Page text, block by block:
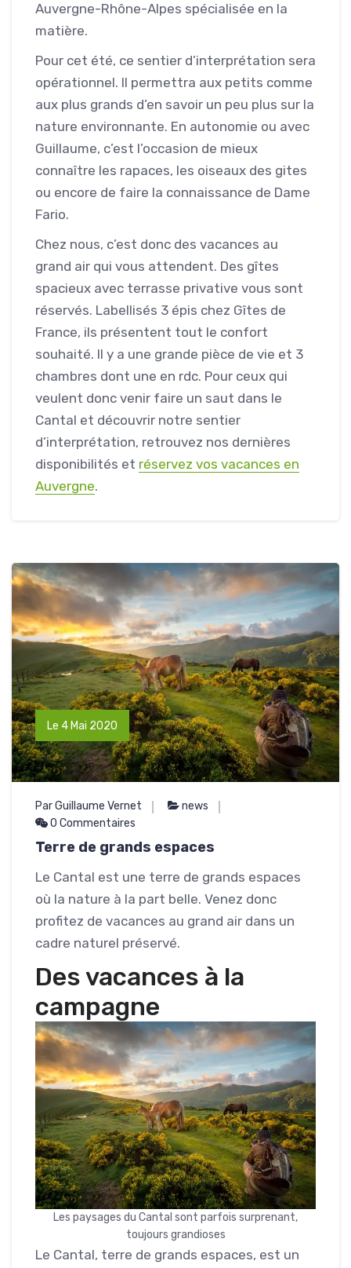
Auvergne-Rhône-Alpes spécialisée en la
matière.
Pour cet été, ce sentier d’interprétation sera
opérationnel. Il permettra aux petits comme
aux plus grands d’en savoir un peu plus sur la
nature environnante. En autonomie ou avec
Guillaume, c’est l’occasion de mieux
connaître les rapaces, les oiseaux des gites
ou encore de faire la connaissance de Dame
Fario.
Chez nous, c’est donc des vacances au
grand air qui vous attendent. Des gîtes
spacieux avec terrasse privative vous sont
réservés. Labellisés 3 épis chez Gîtes de
France, ils présentent tout le confort
souhaité. Il y a une grande pièce de vie et 3
chambres dont une en rdc. Pour ceux qui
veulent donc venir faire un saut dans le
Cantal et découvrir notre sentier
d’interprétation, retrouvez nos dernières
disponibilités et réservez vos vacances en
Auvergne.
Le 4 Mai 2020
Par Guillaume Vernet
news
0 Commentaires
Terre de grands espaces
Le Cantal est une terre de grands espaces
où la nature à la part belle. Venez donc
profitez de vacances au grand air dans un
cadre naturel préservé.
Des vacances à la
campagne
Les paysages du Cantal sont parfois surprenant,
toujours grandioses
Le Cantal, terre de grands espaces, est un